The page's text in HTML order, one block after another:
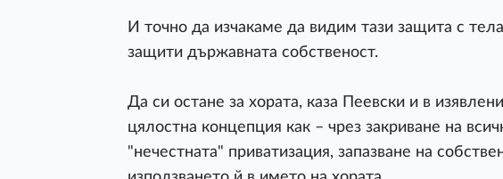
И точно да изчакаме да видим тази защита с
защити държавната собственост.
Да си остане за хората, каза Пеевски и в
цялостна концепция как – чрез закриване на
"нечестната" приватизация, запазване на